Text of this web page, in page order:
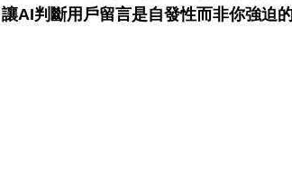
AI判斷用戶留言是自發性而非你強迫